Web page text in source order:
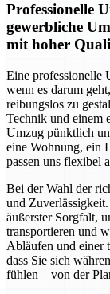
Professionelle
gewerbliche
mit hoher
Eine professionelle
wenn es darum
reibungslos zu
Technik und einem
Umzug pünktlich
eine Wohnung, ein
passen uns flexibel
Bei der Wahl der
und
äußerster Sorgfalt,
transportieren und
Abläufen und einer
dass Sie sich
fühlen – von der